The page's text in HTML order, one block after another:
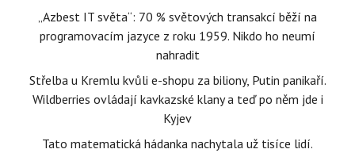
„Azbest IT světa“: 70 % světových transakcí běží na
programovacím jazyce z roku 1959. Nikdo ho neumí
nahradit
Střelba u Kremlu kvůli e-shopu za biliony, Putin panikaří.
Wildberries ovládají kavkazské klany a teď po něm jde i
Kyjev
Tato matematická hádanka nachytala už tisíce lidí.